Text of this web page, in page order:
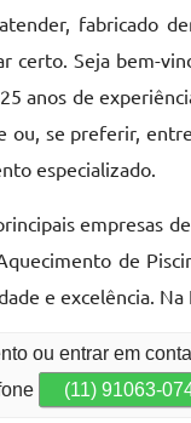
fabricado
certo. Seja bem-
anos de
ou, se preferir,
especializado.
empresas
de
e excelência.
ou entrar em
(11) 91063-